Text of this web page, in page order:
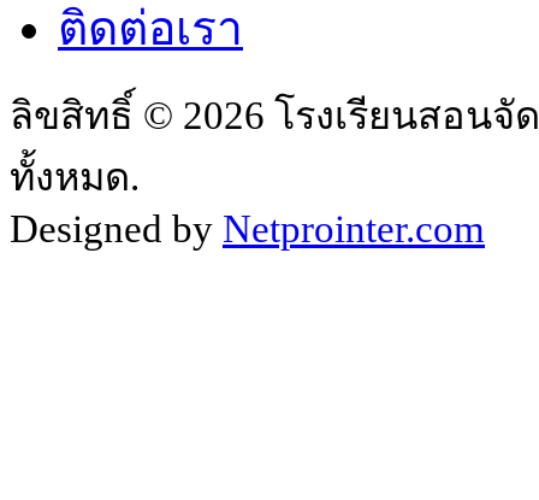
ติดต่อเรา
ลิขสิทธิ์ © 2026 โรงเรียนสอน
ทั้งหมด.
Designed by Netprointer.com